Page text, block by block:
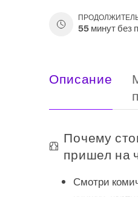
55 минут без
Описание
Почему
пришел на
Смотри